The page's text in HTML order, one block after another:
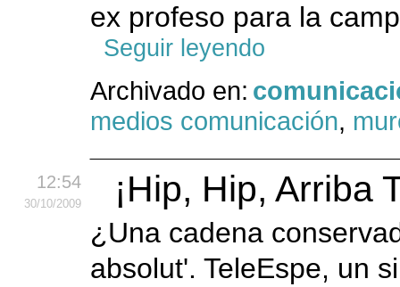
ex profeso para la
Seguir leyendo
Archivado en:
medios comunicación,
12:54
30/10/2009 ¡Hip, Hip, Arriba
¿Una cadena
absolut'. TeleEspe, un